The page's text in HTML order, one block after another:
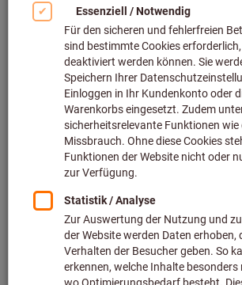
Bild zum Vergrößern anklicken